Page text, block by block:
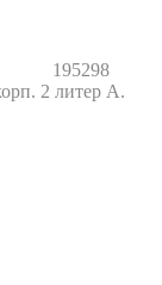
195298
2 литер А.